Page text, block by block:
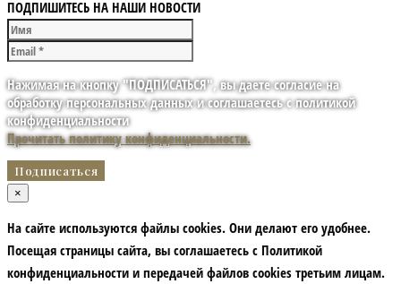
ПОДПИШИТЕСЬ НА НАШИ НОВОСТИ
Нажимая на кнопку "ПОДПИСАТЬСЯ", вы даете согласие на
обработку персональных данных и соглашаетесь с политикой
конфиденциальности
Прочитать политику конфиденциальности.
×
На сайте используются файлы cookies. Они делают его удобнее.
Посещая страницы сайта, вы соглашаетесь с Политикой
конфиденциальности и передачей файлов cookies третьим лицам.